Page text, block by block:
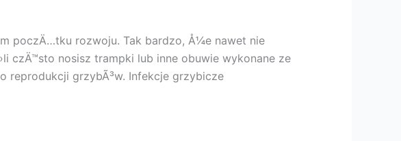
poczÄ…tku rozwoju. Tak bardzo, Å¼e nawet nie
czÄ™sto nosisz trampki lub inne obuwie wykonane ze
reprodukcji grzybÃ³w. Infekcje grzybicze